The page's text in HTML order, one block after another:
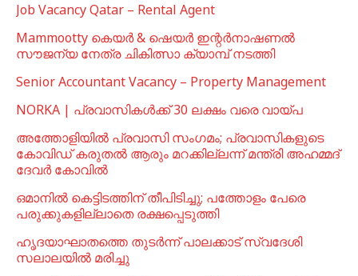
Job Vacancy Qatar – Rental Agent
Mammootty കെയർ & ഷെയർ ഇന്റർനാഷണൽ
സൗജന്യ നേത്ര ചികിത്സാ ക്യാമ്പ് നടത്തി
Senior Accountant Vacancy – Property Management
NORKA | പ്രവാസികള്‍ക്ക് 30 ലക്ഷം വരെ വായ്പ
അത്തോളിയിൽ പ്രവാസി സംഗമം; പ്രവാസികളുടെ
കോവിഡ് കരുതൽ ആരും മറക്കില്ലന്ന് മന്ത്രി അഹമ്മദ്
ദേവർ കോവിൽ
ഒമാനില്‍ കെട്ടിടത്തിന് തീപിടിച്ചു; പത്തോളം പേരെ
പരുക്കുകളില്ലാതെ രക്ഷപ്പെടുത്തി
ഹൃദയാഘാതത്തെ തുടർന്ന് പാലക്കാട് സ്വദേശി
സലാലയിൽ മരിച്ചു